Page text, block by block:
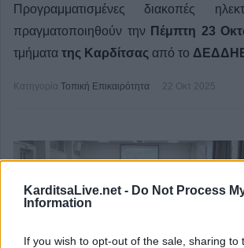
KarditsaLive.net - Do Not Process
Information
If you wish to opt-out of the sale, sharing to
Προγραμματισμένες διακοπές
πραγματοποιηθούν την Πέμπτη 23
τμήματα της Καρδίτσας από το
Κατηγορία Τοπική Επικαιρότητα 22 Οκτ 2025